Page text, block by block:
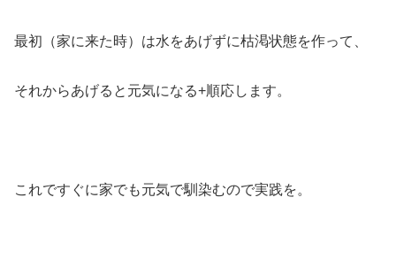
最初（家に来た時）は水をあげずに枯渇状態を作って、
それからあげると元気になる+順応します。
これですぐに家でも元気で馴染むので実践を。